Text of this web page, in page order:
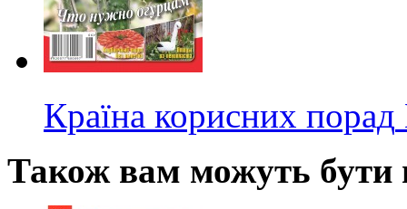
Країна корисних порад
Також вам можуть бути